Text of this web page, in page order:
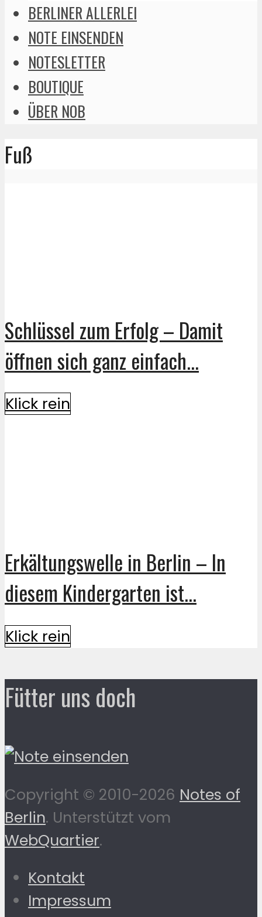
BERLINER ALLERLEI
NOTE EINSENDEN
NOTESLETTER
BOUTIQUE
ÜBER NOB
Fuß
Schlüssel zum Erfolg – Damit
öffnen sich ganz einfach...
Klick rein
Erkältungswelle in Berlin – In
diesem Kindergarten ist...
Klick rein
Fütter uns doch
Copyright © 2010-2026 Notes of
Berlin. Unterstützt vom
WebQuartier.
Kontakt
Impressum